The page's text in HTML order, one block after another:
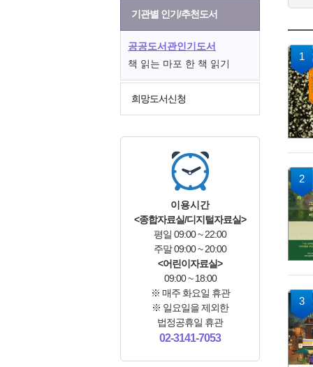
기관별 인기/추천도서
공공도서관인기도서
책 읽는 마포 한 책 읽기
희망도서신청
이용시간
<종합자료실/디지털자료실>
평일 09:00 ~ 22:00
주말 09:00 ~ 20:00
<어린이자료실>
09:00 ~ 18:00
※ 매주 화요일 휴관
※ 일요일을 제외한
법정공휴일 휴관
02-3141-7053
1
2
3